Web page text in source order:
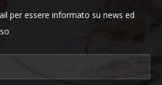
per essere informato su news ed